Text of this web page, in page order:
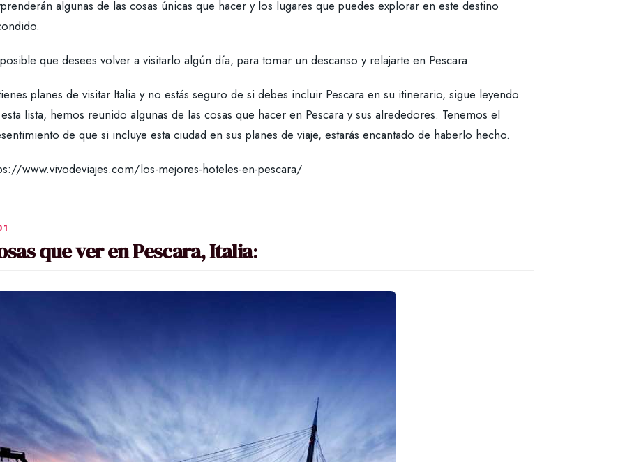
algunas de las cosas únicas que hacer y los lugares que puedes explorar en este destino
que desees volver a visitarlo algún día, para tomar un descanso y relajarte en Pescara.
planes de visitar Italia y no estás seguro de si debes incluir Pescara en su itinerario, sigue leyendo.
lista, hemos reunido algunas de las cosas que hacer en Pescara y sus alrededores. Tenemos el
de que si incluye esta ciudad en sus planes de viaje, estarás encantado de haberlo hecho.
www.vivodeviajes.com/los-mejores-hoteles-en-pescara/
que ver en Pescara, Italia: